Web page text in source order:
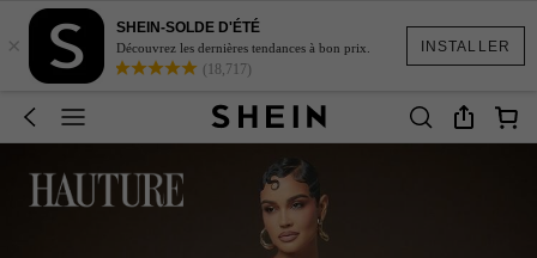
INSTALLER
×
SHEIN-SOLDE D'ÉTÉ
Découvrez les dernières tendances à bon prix.
(18,717)